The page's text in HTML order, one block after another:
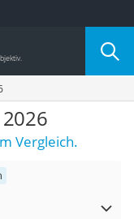
Vergleich.